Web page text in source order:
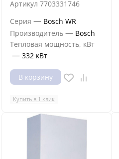
Артикул 7703331746
Серия — Bosch WR
Производитель — Bosch
Тепловая мощность, кВт
— 332 кВт
В корзину
Купить в 1 клик